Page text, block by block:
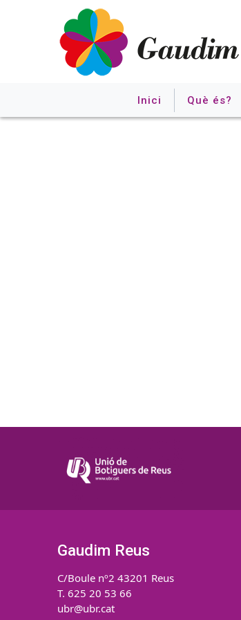
Inici Què és?
Gaudim Reus
C/Boule nº2 43201 Reus
T. 625 20 53 66
ubr@ubr.cat